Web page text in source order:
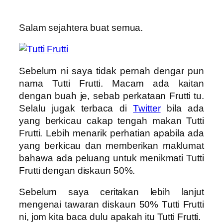
Salam sejahtera buat semua.
Sebelum ni saya tidak pernah dengar pun
nama Tutti Frutti. Macam ada kaitan
dengan buah je, sebab perkataan Frutti tu.
Selalu jugak terbaca diTwitterbila ada
yang berkicau cakap tengah makan Tutti
Frutti. Lebih menarik perhatian apabila ada
yang berkicau dan memberikan maklumat
bahawa ada peluang untuk menikmati Tutti
Frutti dengan diskaun 50%.
Sebelum saya ceritakan lebih lanjut
mengenai tawaran diskaun 50% Tutti Frutti
ni, jom kita baca dulu apakah itu Tutti Frutti.